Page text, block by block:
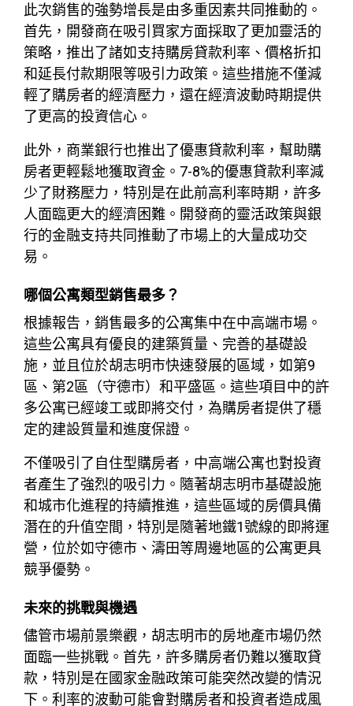
此次銷售的強勢增長是由多重因素共同推動的。
首先，開發商在吸引買家方面採取了更加靈活的
策略，推出了諸如支持購房貸款利率、價格折扣
和延長付款期限等吸引力政策。這些措施不僅減
輕了購房者的經濟壓力，還在經濟波動時期提供
了更高的投資信心。
此外，商業銀行也推出了優惠貸款利率，幫助購
房者更輕鬆地獲取資金。7-8%的優惠貸款利率減
少了財務壓力，特別是在此前高利率時期，許多
人面臨更大的經濟困難。開發商的靈活政策與銀
行的金融支持共同推動了市場上的大量成功交
易。
哪個公寓類型銷售最多？
根據報告，銷售最多的公寓集中在中高端市場。
這些公寓具有優良的建築質量、完善的基礎設
施，並且位於胡志明市快速發展的區域，如第9
區、第2區（守德市）和平盛區。這些項目中的許
多公寓已經竣工或即將交付，為購房者提供了穩
定的建設質量和進度保證。
不僅吸引了自住型購房者，中高端公寓也對投資
者產生了強烈的吸引力。隨著胡志明市基礎設施
和城市化進程的持續推進，這些區域的房價具備
潛在的升值空間，特別是隨著地鐵1號線的即將運
營，位於如守德市、濤田等周邊地區的公寓更具
競爭優勢。
未來的挑戰與機遇
儘管市場前景樂觀，胡志明市的房地產市場仍然
面臨一些挑戰。首先，許多購房者仍難以獲取貸
款，特別是在國家金融政策可能突然改變的情況
下。利率的波動可能會對購房者和投資者造成風